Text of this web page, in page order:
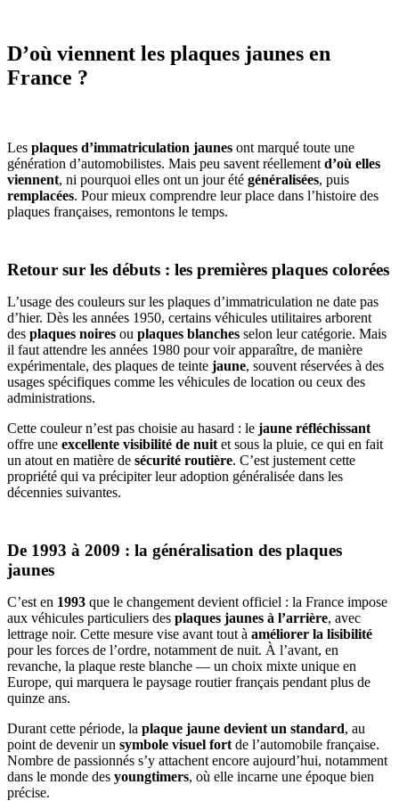
D’où viennent les plaques jaunes en
France ?
Les plaques d’immatriculation jaunes ont marqué toute une
génération d’automobilistes. Mais peu savent réellement d’où elles
viennent, ni pourquoi elles ont un jour été généralisées, puis
remplacées. Pour mieux comprendre leur place dans l’histoire des
plaques françaises, remontons le temps.
Retour sur les débuts : les premières plaques colorées
L’usage des couleurs sur les plaques d’immatriculation ne date pas
d’hier. Dès les années 1950, certains véhicules utilitaires arborent
des plaques noires ou plaques blanches selon leur catégorie. Mais
il faut attendre les années 1980 pour voir apparaître, de manière
expérimentale, des plaques de teinte jaune, souvent réservées à des
usages spécifiques comme les véhicules de location ou ceux des
administrations.
Cette couleur n’est pas choisie au hasard : le jaune réfléchissant
offre une excellente visibilité de nuit et sous la pluie, ce qui en fait
un atout en matière de sécurité routière. C’est justement cette
propriété qui va précipiter leur adoption généralisée dans les
décennies suivantes.
De 1993 à 2009 : la généralisation des plaques
jaunes
C’est en 1993 que le changement devient officiel : la France impose
aux véhicules particuliers des plaques jaunes à l’arrière, avec
lettrage noir. Cette mesure vise avant tout à améliorer la lisibilité
pour les forces de l’ordre, notamment de nuit. À l’avant, en
revanche, la plaque reste blanche — un choix mixte unique en
Europe, qui marquera le paysage routier français pendant plus de
quinze ans.
Durant cette période, la plaque jaune devient un standard, au
point de devenir un symbole visuel fort de l’automobile française.
Nombre de passionnés s’y attachent encore aujourd’hui, notamment
dans le monde des youngtimers, où elle incarne une époque bien
précise.